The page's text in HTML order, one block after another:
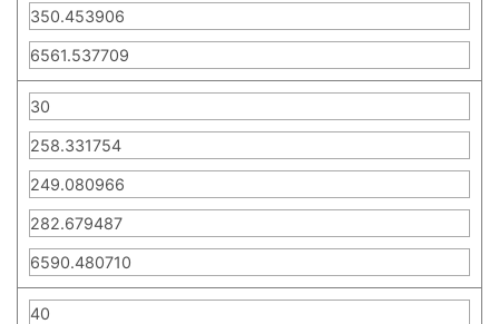
350.453906
6561.537709
30
258.331754
249.080966
282.679487
6590.480710
40